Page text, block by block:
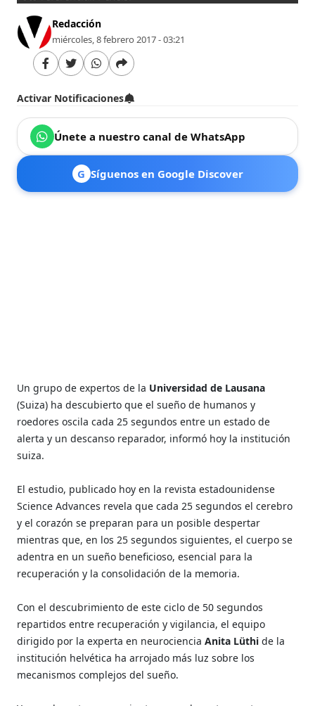
Redacción
miércoles, 8 febrero 2017 - 03:21
Activar Notificaciones
Únete a nuestro canal de WhatsApp
G Síguenos en Google Discover
Un grupo de expertos de la Universidad de Lausana
(Suiza) ha descubierto que el sueño de humanos y
roedores oscila cada 25 segundos entre un estado de
alerta y un descanso reparador, informó hoy la institución
suiza.
El estudio, publicado hoy en la revista estadounidense
Science Advances revela que cada 25 segundos el cerebro
y el corazón se preparan para un posible despertar
mientras que, en los 25 segundos siguientes, el cuerpo se
adentra en un sueño beneficioso, esencial para la
recuperación y la consolidación de la memoria.
Con el descubrimiento de este ciclo de 50 segundos
repartidos entre recuperación y vigilancia, el equipo
dirigido por la experta en neurociencia Anita Lüthi de la
institución helvética ha arrojado más luz sobre los
mecanismos complejos del sueño.